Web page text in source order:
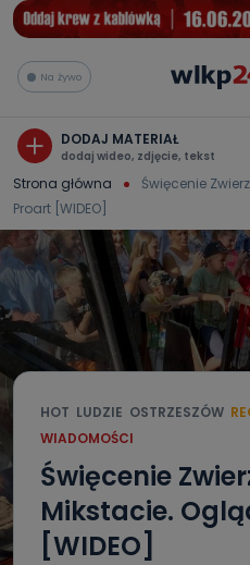
Na żywo
DODAJ MATERIAŁ
dodaj wideo, zdjęcie, tekst
Strona główna
Święcenie
Proart [WIDEO]
HOT LUDZIE OSTRZESZÓW
WIADOMOŚCI
Święcenie
Mikstacie.
[WIDEO]